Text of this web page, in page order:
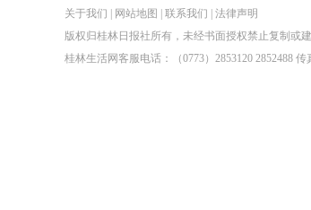
关于我们 网站地图 联系我们
法律声明
版权归桂林日报社所有，未经书面授权禁止复制或
桂林生活网客服电话：（0773）2853120 2852488